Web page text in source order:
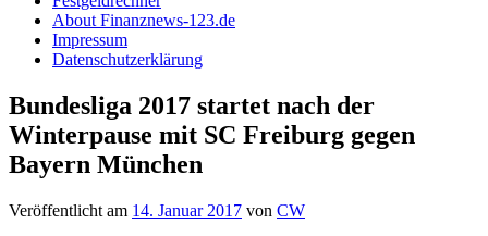
About Finanznews-123.de
Impressum
Datenschutzerklärung
Bundesliga 2017 startet nach der
Winterpause mit SC Freiburg gegen
Bayern München
Veröffentlicht am 14. Januar 2017 von CW